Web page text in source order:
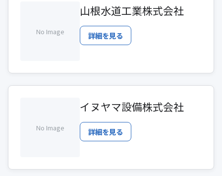
No Image
山根水道工業株式会社
詳細を見る
No Image
イヌヤマ設備株式会社
詳細を見る